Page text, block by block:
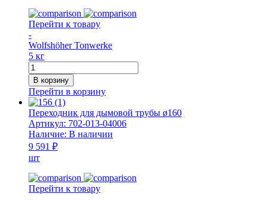
Перейти к товару
-
Wolfshöher Tonwerke
5 кг
Количество
товара
Переходник
для
дымовой
трубы
ø140
В корзину
Перейти в корзину
Переходник для дымовой трубы ø160
Артикул: 702-013-04006
Наличие: В наличии
9 591 ₽
шт
Перейти к товару